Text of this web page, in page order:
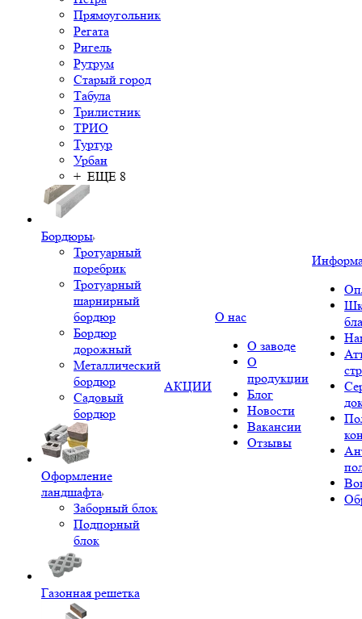
Прямоугольник
Регата
Ригель
Рутрум
Старый город
Табула
Трилистник
ТРИО
Туртур
Урбан
+ ЕЩЕ 8
Бордюры
Тротуарный
поребрик
Тротуарный
шарнирный
бордюр
Бордюр
дорожный
Металлический
бордюр
Садовый
бордюр
Оформление
ландшафта
Заборный блок
Подпорный
блок
Газонная решетка
АКЦИИ
О нас
О заводе
О
продукции
Блог
Новости
Вакансии
Отзывы